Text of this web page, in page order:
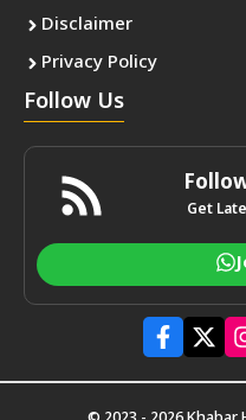
Disclaimer
Privacy Policy
Follow Us
Get